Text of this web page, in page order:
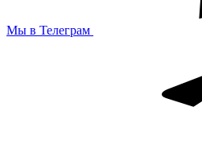
Мы в Телеграм